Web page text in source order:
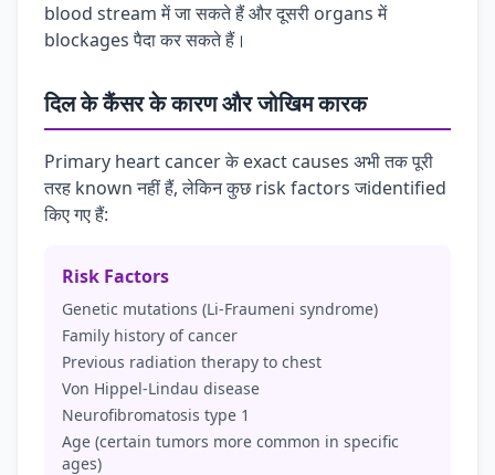
blood stream में जा सकते हैं और दूसरी organs में
blockages पैदा कर सकते हैं।
दिल के कैंसर के कारण और जोखिम कारक
Primary heart cancer के exact causes अभी तक पूरी
तरह known नहीं हैं, लेकिन कुछ risk factors जidentified
किए गए हैं:
Risk Factors
Genetic mutations (Li-Fraumeni syndrome)
Family history of cancer
Previous radiation therapy to chest
Von Hippel-Lindau disease
Neurofibromatosis type 1
Age (certain tumors more common in specific
ages)